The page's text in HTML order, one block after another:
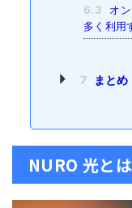
6.3
オ
多く利用
7 まとめ
NURO 光と